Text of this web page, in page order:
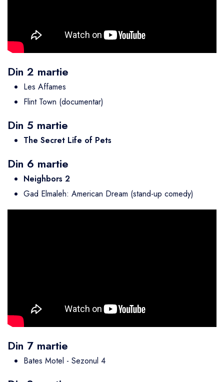
Din 2 martie
Les Affames
Flint Town (documentar)
Din 5 martie
The Secret Life of Pets
Din 6 martie
Neighbors 2
Gad Elmaleh: American Dream (stand-up comedy)
Din 7 martie
Bates Motel - Sezonul 4